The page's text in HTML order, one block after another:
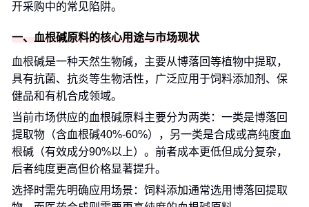
开采购中的常见陷阱。
一、血根碱原料的核心用途与市场现状
血根碱是一种天然生物碱，主要从博落回等植物中提取，
具有抗菌、抗炎等生物活性，广泛应用于饲料添加剂、保
健品和有机合成领域。
当前市场供应的血根碱原料主要分为两类：一类是博落回
提取物（含血根碱40%-60%），另一类是合成或高纯度血
根碱（有效成分90%以上）。前者成本更低但成分复杂，
后者纯度更高但价格显著提升。
选择时需先明确应用场景：饲料添加通常选用博落回提取